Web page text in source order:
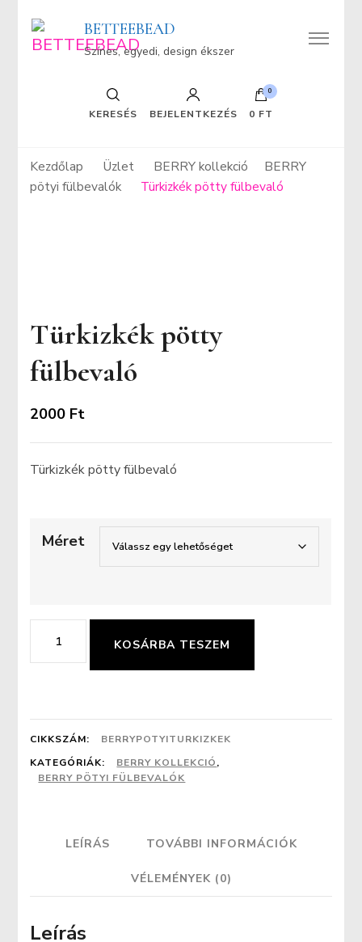
BETTEEBEAD
Színes, egyedi, design ékszer
KERESÉS BEJELENTKEZÉS
0
0 FT
Kezdőlap Üzlet BERRY kollekció
BERRY
pötyi fülbevalók
Türkizkék pötty fülbevaló
Türkizkék pötty
fülbevaló
2000 Ft
Türkizkék pötty fülbevaló
Méret
Türkizkék
pötty
KOSÁRBA TESZEM
CIKKSZÁM:
BERRYPOTYITURKIZKEK
KATEGÓRIÁK:
BERRY KOLLEKCIÓ,
BERRY PÖTYI FÜLBEVALÓK
LEÍRÁS TOVÁBBI INFORMÁCIÓK
VÉLEMÉNYEK (0)
Leírás